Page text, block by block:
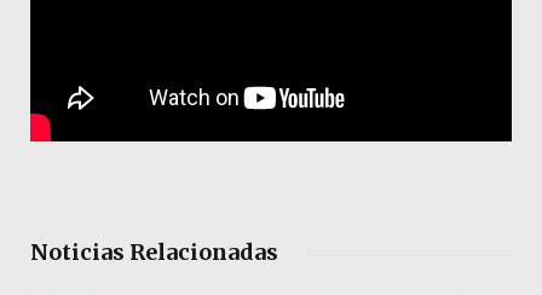
Noticias Relacionadas